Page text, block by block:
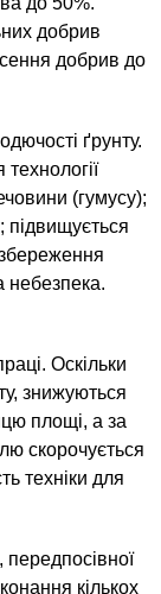
добрив
добрив до
ґрунту.
(гумусу);
підвищується
збереження
небезпека.
Оскільки
знижуються
площі, а за
скорочується
техніки для
передпосівної
кількох